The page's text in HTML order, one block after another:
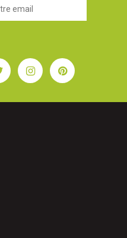
TwitterInstagramPinterest